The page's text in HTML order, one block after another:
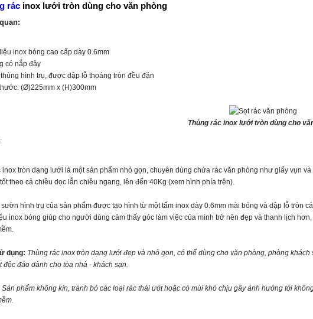
rác inox lưới tròn dùng cho văn phòng
inox bóng cao cấp dày 0.6mm
có nắp đậy
hình trụ, được dập lỗ thoáng tròn đều đặn
(Ø)225mm x (H)300mm
Thùng rác inox lưới tròn dùng cho
inox tròn dạng lưới là một sản phẩm nhỏ gọn, chuyên dùng chứa rác văn phòng như giấy vụn
theo cả chiều dọc lẫn chiều ngang, lên đến 40Kg (xem hình phía trên).
sườn hình trụ của sản phẩm được tạo hình từ một tấm inox dày 0.6mm mài bóng và dập lỗ tròn
inox bóng giúp cho người dùng cảm thấy góc làm việc của mình trở nên đẹp và thanh lịch
dụng: Thùng rác inox tròn dạng lưới đẹp và nhỏ gọn, có thể dùng cho văn phòng, phòng
độc đáo dành cho tòa nhà - khách sạn.
Sản phẩm không kín, tránh bỏ các loại rác thải ướt hoặc có mùi khó chịu gây ảnh hưởng tới